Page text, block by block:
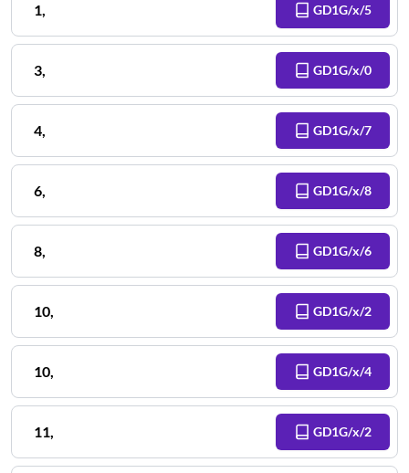
1, GD1G/x/5
3, GD1G/x/0
4, GD1G/x/7
6, GD1G/x/8
8, GD1G/x/6
10, GD1G/x/2
10, GD1G/x/4
11, GD1G/x/2